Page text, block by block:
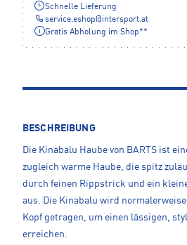
Schnelle Lieferung
service.eshop@intersport.at
Gratis Abholung im Shop**
BESCHREIBUNG
Die Kinabalu Haube von BARTS ist
zugleich warme Haube, die spitz
durch feinen Rippstrick und ein
aus. Die Kinabalu wird
Kopf getragen, um einen lässigen,
erreichen.